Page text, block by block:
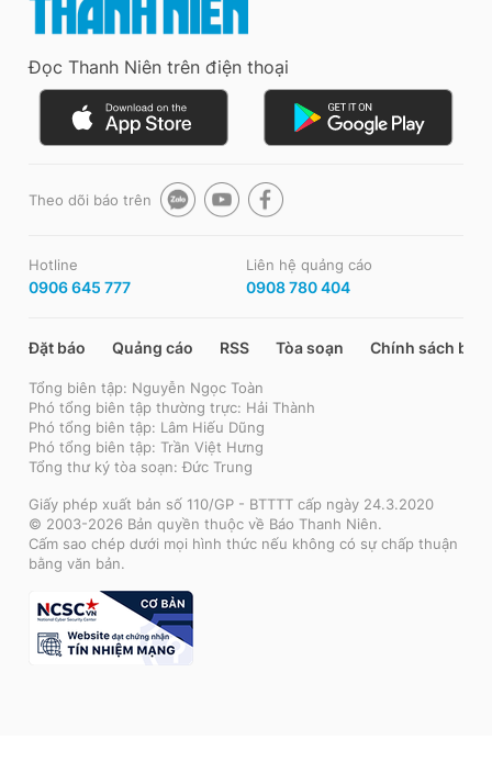
Đọc Thanh Niên trên điện thoại
Theo dõi báo trên
Hotline
0906 645 777
Liên hệ quảng cáo
0908 780 404
Đặt báo Quảng cáo RSS Tòa soạn Chính sách bảo
Tổng biên tập: Nguyễn Ngọc Toàn
Phó tổng biên tập thường trực: Hải Thành
Phó tổng biên tập: Lâm Hiếu Dũng
Phó tổng biên tập: Trần Việt Hưng
Tổng thư ký tòa soạn: Đức Trung
Giấy phép xuất bản số 110/GP - BTTTT cấp ngày 24.3.2020
© 2003-2026 Bản quyền thuộc về Báo Thanh Niên.
Cấm sao chép dưới mọi hình thức nếu không có sự chấp thuận
bằng văn bản.